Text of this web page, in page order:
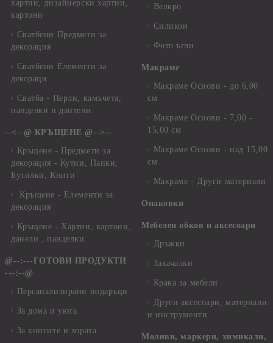
хартии, дизайнерски хартии,
картони
Сватбени Предмети за
декорация
Сватбени Елементи за
декораци
Сватба - Перли, камъчета,
панделки и дантели
--<--@ КРЪЩЕНЕ @-->--
Кръщене - Предмети за
декорация - Кутии, Папки,
Бутилки, Книги
Кръщене - Елементи за
декорация
Кръщене - Хартии, картони,
данели , панделки
@--:---ГОТОВИ ПРОДУКТИ
---:--@
Персанализирани подаръци
За дома и уюта
За книгите и хората
Велкро
Силикон
Фото ъгли
Макраме
Макраме Основи - до 6,00
см
Макраме Основи - 7,00 -
15,00 см
Макраме Основи - над 15,00
см
Макраме - Други материали
Опаковки
Мебелен обков и аксесоари
Дръжки
Закачалки
Крака за мебели
Други аксесоари, материали
и инструменти
Моливи, маркери, химикали,